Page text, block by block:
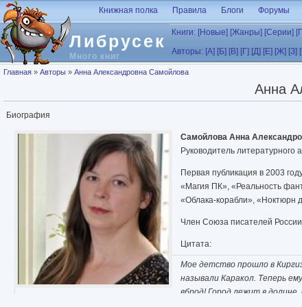
Перейти к основному содержанию
Либрусек
Много книг
Книжная полка Правила Блоги Форумы
Книги: [Новые] [Жанры] [Серии]
Авторы: [А] [Б] [В] [Г] [Д] [Е] [Ж] [З]
Вы здесь
Главная » Авторы » Анна Александровна Самойлова
Анна
Биография
Самойлова Анна
Руководитель литературного
Первая публикация в 2003
«Магия ПК», «Реальность
«Облака-корабли», «Ноктюрн
Член Союза писателей
Цитата:
Мое детство прошло в
называли Каракол. Теперь
вброд! Город лежит в